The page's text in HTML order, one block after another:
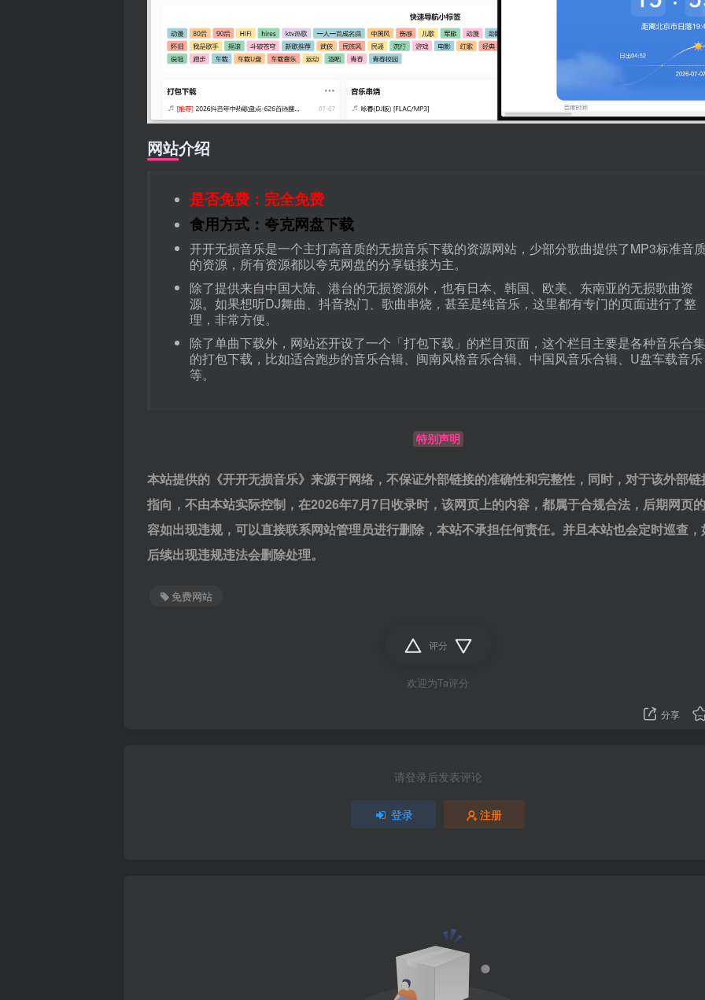
网站介绍
是否免费：完全免费
食用方式：夸克网盘下载
开开无损音乐是一个主打高音质的无损音乐下载的资源网站，少部分歌曲提供了MP3标准音
的资源，所有资源都以夸克网盘的分享链接为主。
除了提供来自中国大陆、港台的无损资源外，也有日本、韩国、欧美、东南亚的无损歌曲资
源。如果想听DJ舞曲、抖音热门、歌曲串烧，甚至是纯音乐，这里都有专门的页面进行了整
理，非常方便。
除了单曲下载外，网站还开设了一个「打包下载」的栏目页面，这个栏目主要是各种音乐合集
的打包下载，比如适合跑步的音乐合辑、闽南风格音乐合辑、中国风音乐合辑、U盘车载音乐
等。
特别声明
本站提供的《开开无损音乐》来源于网络，不保证外部链接的准确性和完整性，同时，对于该外部链
指向，不由本站实际控制，在2026年7月7日收录时，该网页上的内容，都属于合规合法，后期网页
容如出现违规，可以直接联系网站管理员进行删除，本站不承担任何责任。并且本站也会定时巡查，
后续出现违规违法会删除处理。
免费网站
评分
欢迎为Ta评分
分享
请登录后发表评论
登录 注册